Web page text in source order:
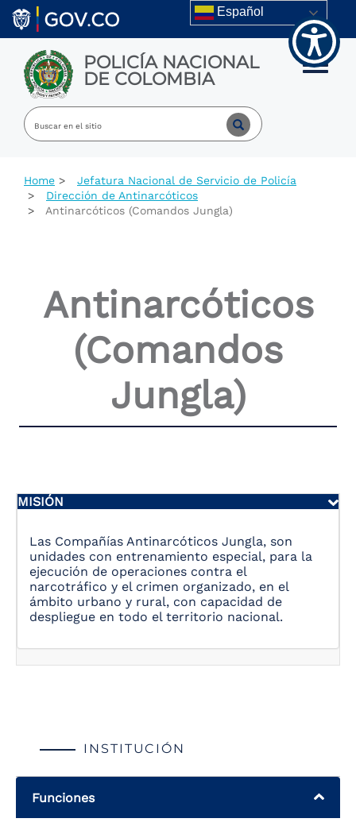
Welcome
All
Accessibility
screen
reader.
Accessibility
help
with
content.
Skip to main content Español
POLICÍA NACIONAL
DE COLOMBIA Toggle
Home
Jefatura Nacional de Servicio de Policía
Dirección de Antinarcóticos
Antinarcóticos (Comandos Jungla)
Antinarcóticos
(Comandos
Jungla)
MISIÓN
Las Compañías Antinarcóticos Jungla, son
unidades con entrenamiento especial, para la
ejecución de operaciones contra el
narcotráfico y el crimen organizado, en el
ámbito urbano y rural, con capacidad de
despliegue en todo el territorio nacional.
INSTITUCIÓN
Funciones